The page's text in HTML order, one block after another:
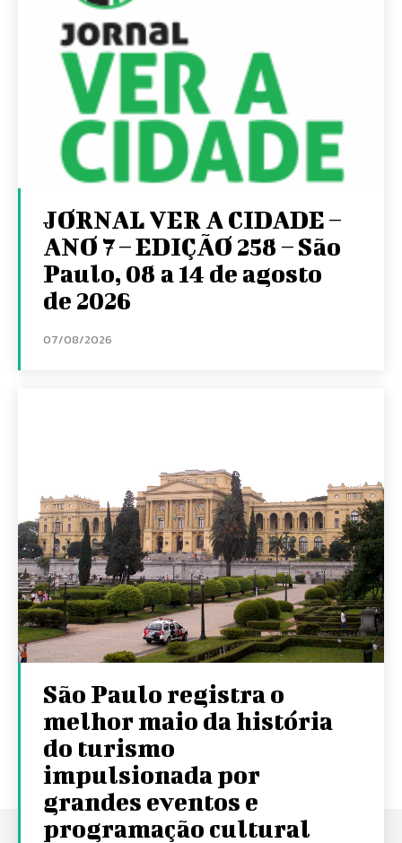
JORNAL VER A CIDADE –
ANO 7 – EDIÇÃO 258 – São
Paulo, 08 a 14 de agosto
de 2026
07/08/2026
São Paulo registra o
melhor maio da história
do turismo
impulsionada por
grandes eventos e
programação cultural